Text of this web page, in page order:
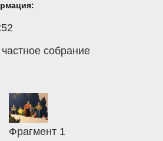
собрание
Фрагмент 1